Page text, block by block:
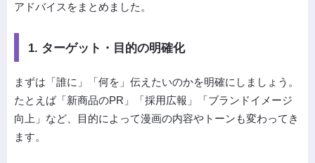
アドバイスをまとめました。
1. ターゲット・目的の明確化
まずは「誰に」「何を」伝えたいのかを明確にしましょう。
たとえば「新商品のPR」「採用広報」「ブランドイメージ
向上」など、目的によって漫画の内容やトーンも変わってき
ます。